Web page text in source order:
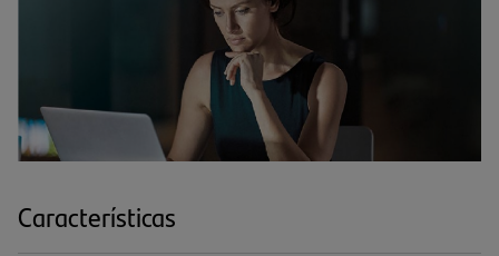
Características